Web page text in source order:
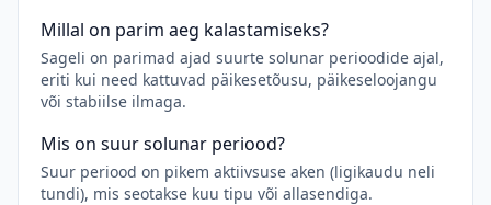
Millal on parim aeg kalastamiseks?
Sageli on parimad ajad suurte solunar perioodide ajal,
eriti kui need kattuvad päikesetõusu, päikeseloojangu
või stabiilse ilmaga.
Mis on suur solunar periood?
Suur periood on pikem aktiivsuse aken (ligikaudu neli
tundi), mis seotakse kuu tipu või allasendiga.